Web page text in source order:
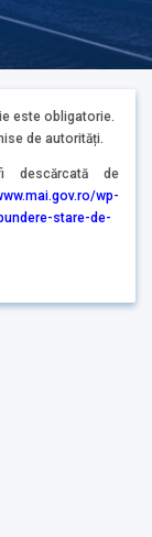
este obligatorie.
de autorități.
descărcată de
wp-
stare-de-